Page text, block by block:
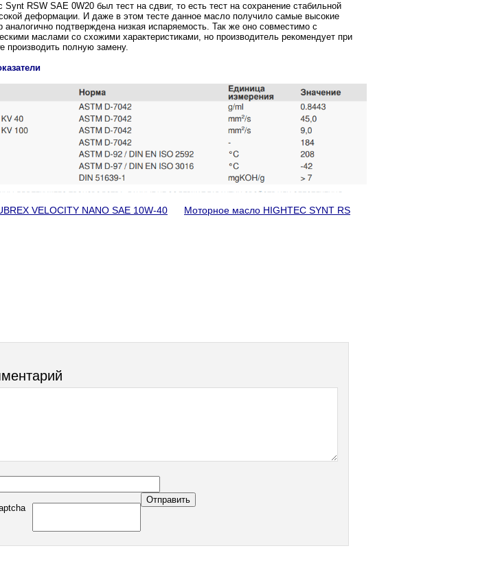
RSW SAE 0W20 был тест на сдвиг, то есть тест на сохранение стабильной
деформации. И даже в этом тесте данное масло получило самые высокие
аналогично подтверждена низкая испаряемость. Так же оно совместимо с
маслами со схожими характеристиками, но производитель рекомендует при
производить полную замену.
VELOCITY NANO SAE 10W-40
Моторное масло HIGHTEC SYNT RS